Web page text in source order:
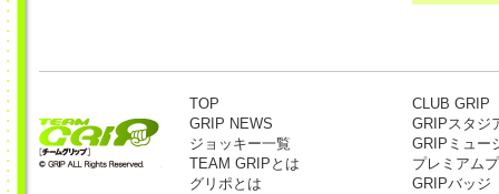
TOP
GRIP NEWS
ジョッキー一覧
TEAM GRIPとは
グリポとは
CLUB GRIP
GRIPスタジ
GRIPミュー
プレミアム
GRIPバッジ